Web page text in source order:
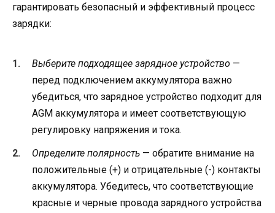
гарантировать безопасный и эффективный процесс
зарядки:
Выберите подходящее зарядное устройство —
перед подключением аккумулятора важно
убедиться, что зарядное устройство подходит для
AGM аккумулятора и имеет соответствующую
регулировку напряжения и тока.
Определите полярность — обратите внимание на
положительные (+) и отрицательные (-) контакты
аккумулятора. Убедитесь, что соответствующие
красные и черные провода зарядного устройства